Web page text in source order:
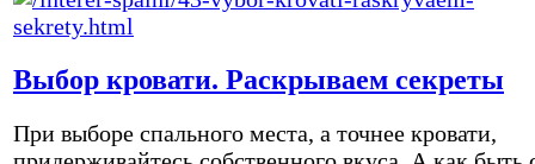
Выбор кровати. Раскрываем секреты
При выборе спального места, а точнее кровати,